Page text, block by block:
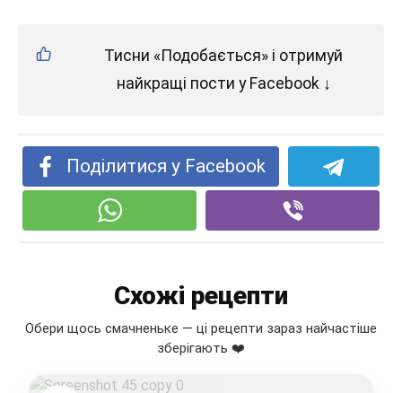
Тисни «Подобається» і отримуй
найкращі пости у Facebook ↓
Поділитися у Facebook
Схожі рецепти
Обери щось смачненьке — ці рецепти зараз найчастіше
зберігають ❤️